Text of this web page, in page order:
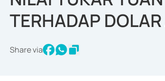
TERHADAP
Share via